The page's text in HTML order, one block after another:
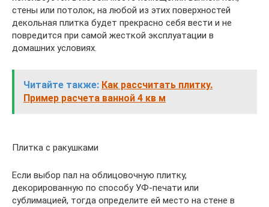
стены или потолок, на любой из этих поверхностей
декольная плитка будет прекрасно себя вести и не
повредится при самой жесткой эксплуатации в
домашних условиях.
Читайте также: Как рассчитать плитку.
Пример расчета ванной 4 кв м
Плитка с ракушками
Если выбор пал на облицовочную плитку,
декорированную по способу УФ-печати или
сублимацией, тогда определите ей место на стене в